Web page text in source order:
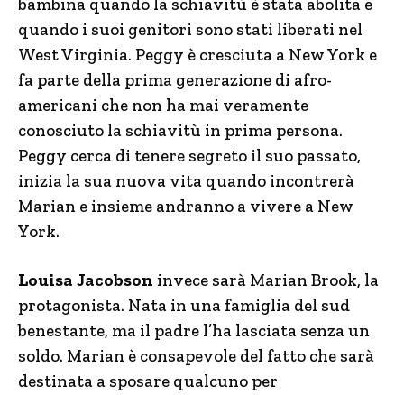
quando i suoi genitori sono stati liberati nel
West Virginia. Peggy è cresciuta a New York e
fa parte della prima generazione di afro-
americani che non ha mai veramente
conosciuto la schiavitù in prima persona.
Peggy cerca di tenere segreto il suo passato,
inizia la sua nuova vita quando incontrerà
Marian e insieme andranno a vivere a New
York.
Louisa Jacobson invece sarà Marian Brook, la
protagonista. Nata in una famiglia del sud
benestante, ma il padre l’ha lasciata senza un
soldo. Marian è consapevole del fatto che sarà
destinata a sposare qualcuno per